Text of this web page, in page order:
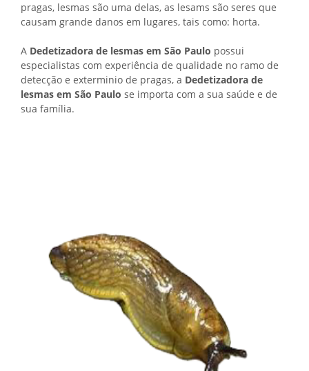
pragas, lesmas são uma delas, as lesams são seres que
causam grande danos em lugares, tais como: horta.
A Dedetizadora de lesmas em São Paulo possui
especialistas com experiência de qualidade no ramo de
detecção e exterminio de pragas, a Dedetizadora de
lesmas em São Paulo se importa com a sua saúde e de
sua família.